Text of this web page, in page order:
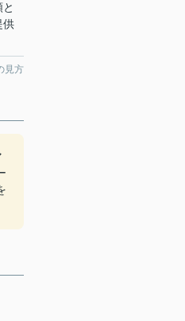
供
見方